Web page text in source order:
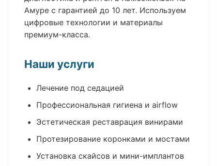
Амуре с гарантией до 10 лет. Используем
цифровые технологии и материалы
премиум-класса.
Наши услуги
Лечение под седацией
Профессиональная гигиена и airflow
Эстетическая реставрация винирами
Протезирование коронками и мостами
Установка скайсов и мини-имплантов